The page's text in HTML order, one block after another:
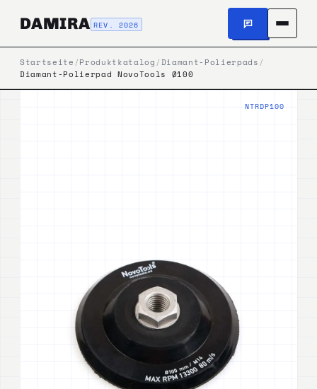
DAMIRA REV. 2026
Startseite /Produktkatalog /Diamant-Polierpads /
Diamant-Polierpad NovoTools Ø100
NTRDP100